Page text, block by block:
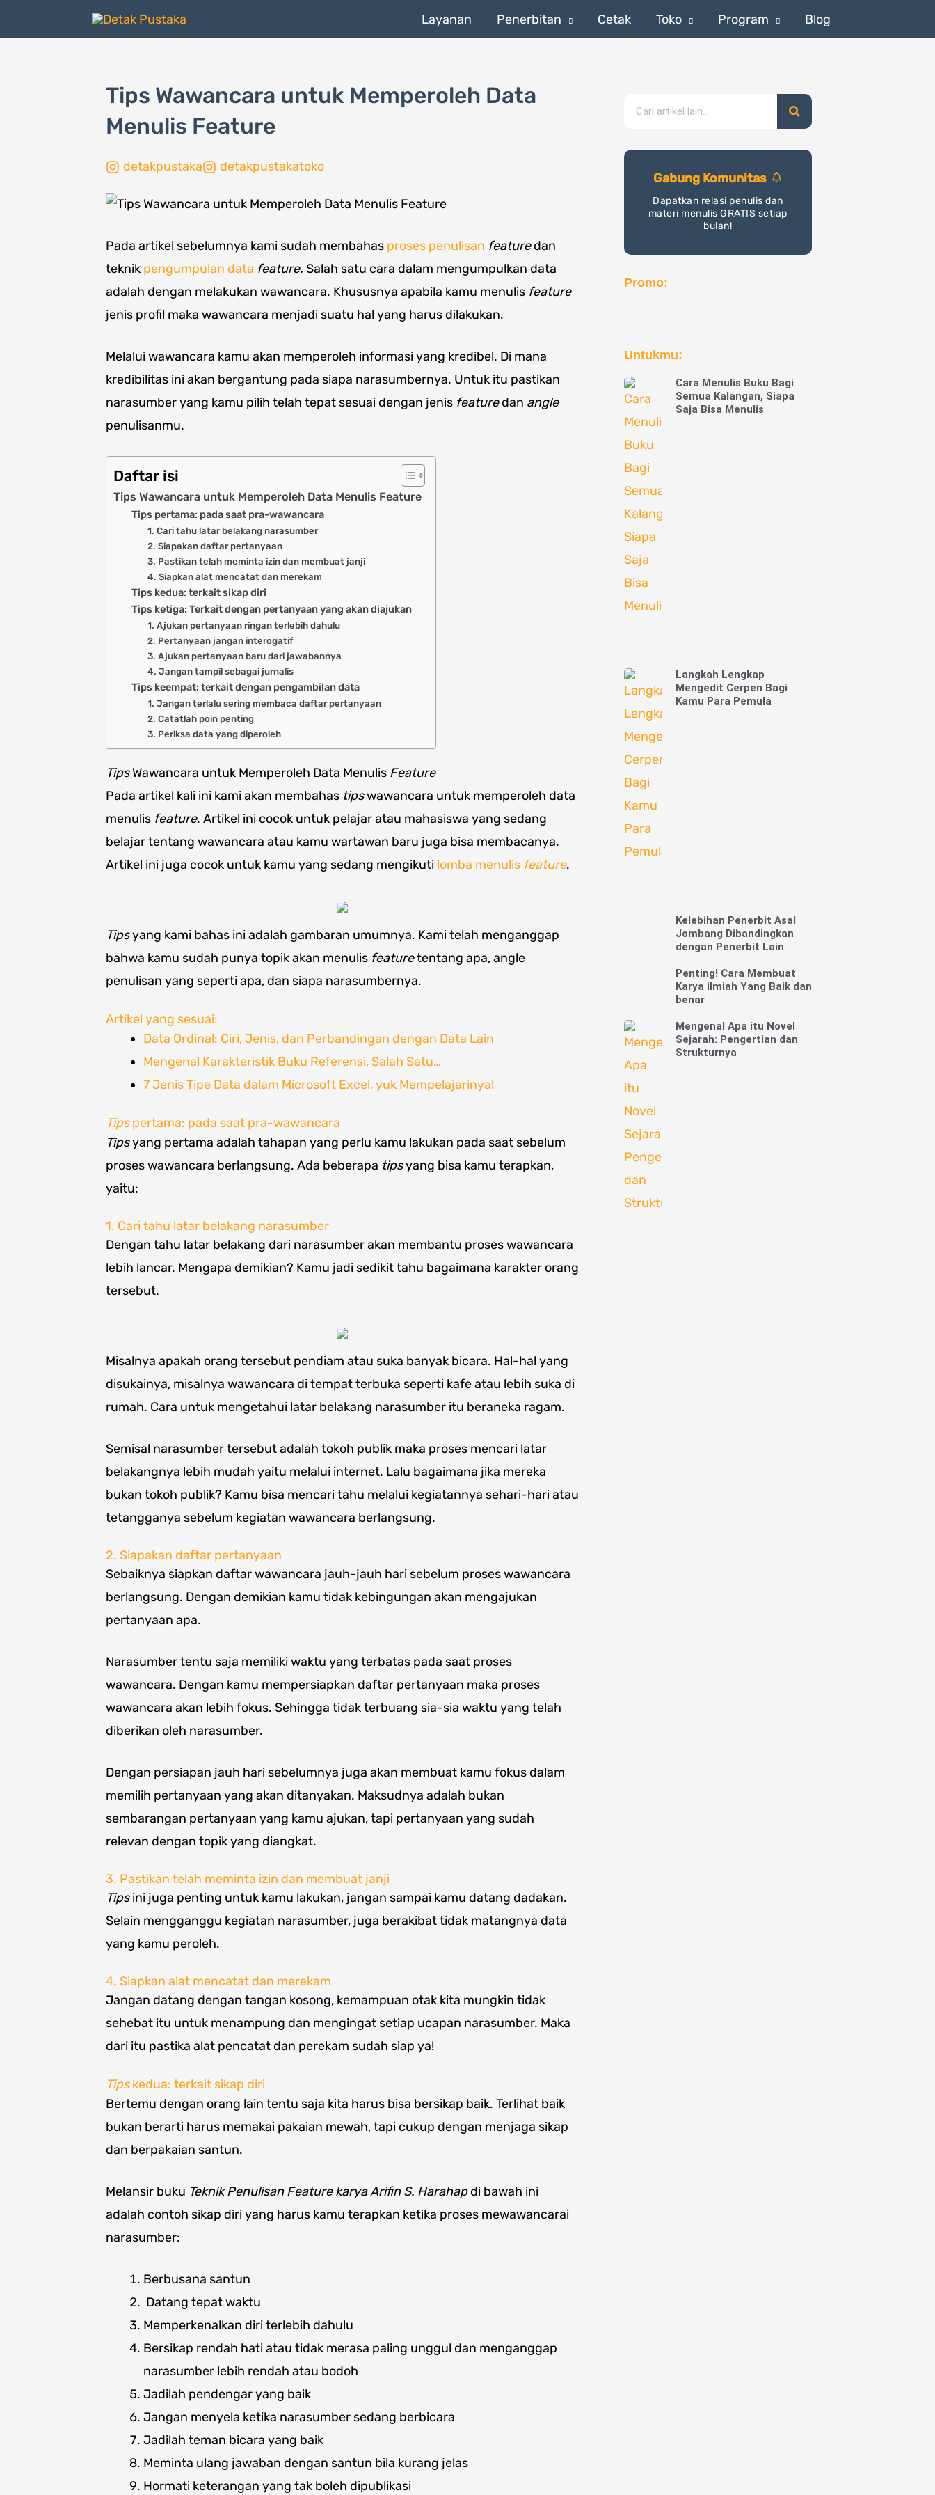
Layanan Penerbitan Cetak Toko Program Blog
Tips Wawancara untuk Memperoleh Data
Menulis Feature
detakpustaka detakpustakatoko
Pada artikel sebelumnya kami sudah membahas proses penulisan featuredan
teknik pengumpulan data feature. Salah satu cara dalam mengumpulkan data
adalah dengan melakukan wawancara. Khususnya apabila kamu menulis feature
jenis profil maka wawancara menjadi suatu hal yang harus dilakukan.
Melalui wawancara kamu akan memperoleh informasi yang kredibel. Di mana
kredibilitas ini akan bergantung pada siapa narasumbernya. Untuk itu pastikan
narasumber yang kamu pilih telah tepat sesuai dengan jenis featuredan angle
penulisanmu.
Daftar isi
Tips Wawancara untuk Memperoleh Data Menulis Feature
Tips pertama: pada saat pra-wawancara
1. Cari tahu latar belakang narasumber
2. Siapakan daftar pertanyaan
3. Pastikan telah meminta izin dan membuat janji
4. Siapkan alat mencatat dan merekam
Tips kedua: terkait sikap diri
Tips ketiga: Terkait dengan pertanyaan yang akan diajukan
1. Ajukan pertanyaan ringan terlebih dahulu
2. Pertanyaan jangan interogatif
3. Ajukan pertanyaan baru dari jawabannya
4. Jangan tampil sebagai jurnalis
Tips keempat: terkait dengan pengambilan data
1. Jangan terlalu sering membaca daftar pertanyaan
2. Catatlah poin penting
3. Periksa data yang diperoleh
TipsWawancara untuk Memperoleh Data Menulis Feature
Pada artikel kali ini kami akan membahas tipswawancara untuk memperoleh data
menulis feature. Artikel ini cocok untuk pelajar atau mahasiswa yang sedang
belajar tentang wawancara atau kamu wartawan baru juga bisa membacanya.
Artikel ini juga cocok untuk kamu yang sedang mengikuti lomba menulis feature.
Tipsyang kami bahas ini adalah gambaran umumnya. Kami telah menganggap
bahwa kamu sudah punya topik akan menulis featuretentang apa, angle
penulisan yang seperti apa, dan siapa narasumbernya.
Artikel yang sesuai:
Data Ordinal: Ciri, Jenis, dan Perbandingan dengan Data Lain
Mengenal Karakteristik Buku Referensi, Salah Satu…
7 Jenis Tipe Data dalam Microsoft Excel, yuk Mempelajarinya!
Tipspertama: pada saat pra-wawancara
Tipsyang pertama adalah tahapan yang perlu kamu lakukan pada saat sebelum
proses wawancara berlangsung. Ada beberapa tipsyang bisa kamu terapkan,
yaitu:
1. Cari tahu latar belakang narasumber
Dengan tahu latar belakang dari narasumber akan membantu proses wawancara
lebih lancar. Mengapa demikian? Kamu jadi sedikit tahu bagaimana karakter orang
tersebut.
Misalnya apakah orang tersebut pendiam atau suka banyak bicara. Hal-hal yang
disukainya, misalnya wawancara di tempat terbuka seperti kafe atau lebih suka di
rumah. Cara untuk mengetahui latar belakang narasumber itu beraneka ragam.
Semisal narasumber tersebut adalah tokoh publik maka proses mencari latar
belakangnya lebih mudah yaitu melalui internet. Lalu bagaimana jika mereka
bukan tokoh publik? Kamu bisa mencari tahu melalui kegiatannya sehari-hari atau
tetangganya sebelum kegiatan wawancara berlangsung.
2. Siapakan daftar pertanyaan
Sebaiknya siapkan daftar wawancara jauh-jauh hari sebelum proses wawancara
berlangsung. Dengan demikian kamu tidak kebingungan akan mengajukan
pertanyaan apa.
Narasumber tentu saja memiliki waktu yang terbatas pada saat proses
wawancara. Dengan kamu mempersiapkan daftar pertanyaan maka proses
wawancara akan lebih fokus. Sehingga tidak terbuang sia-sia waktu yang telah
diberikan oleh narasumber.
Dengan persiapan jauh hari sebelumnya juga akan membuat kamu fokus dalam
memilih pertanyaan yang akan ditanyakan. Maksudnya adalah bukan
sembarangan pertanyaan yang kamu ajukan, tapi pertanyaan yang sudah
relevan dengan topik yang diangkat.
3. Pastikan telah meminta izin dan membuat janji
Tipsini juga penting untuk kamu lakukan, jangan sampai kamu datang dadakan.
Selain mengganggu kegiatan narasumber, juga berakibat tidak matangnya data
yang kamu peroleh.
4. Siapkan alat mencatat dan merekam
Jangan datang dengan tangan kosong, kemampuan otak kita mungkin tidak
sehebat itu untuk menampung dan mengingat setiap ucapan narasumber. Maka
dari itu pastika alat pencatat dan perekam sudah siap ya!
Tipskedua: terkait sikap diri
Bertemu dengan orang lain tentu saja kita harus bisa bersikap baik. Terlihat baik
bukan berarti harus memakai pakaian mewah, tapi cukup dengan menjaga sikap
dan berpakaian santun.
Melansir buku Teknik Penulisan Feature karya Arifin S. Harahapdi bawah ini
adalah contoh sikap diri yang harus kamu terapkan ketika proses mewawancarai
narasumber:
Berbusana santun
Datang tepat waktu
Memperkenalkan diri terlebih dahulu
Bersikap rendah hati atau tidak merasa paling unggul dan menganggap
narasumber lebih rendah atau bodoh
Jadilah pendengar yang baik
Jangan menyela ketika narasumber sedang berbicara
Jadilah teman bicara yang baik
Meminta ulang jawaban dengan santun bila kurang jelas
Hormati keterangan yang tak boleh dipublikasi
Gabung Komunitas
Dapatkan relasi penulis dan
materi menulis GRATIS setiap
bulan!
Promo:
Untukmu:
Cara Menulis Buku Bagi
Semua Kalangan, Siapa
Saja Bisa Menulis
Langkah Lengkap
Mengedit Cerpen Bagi
Kamu Para Pemula
Kelebihan Penerbit Asal
Jombang Dibandingkan
dengan Penerbit Lain
Penting! Cara Membuat
Karya ilmiah Yang Baik dan
benar
Mengenal Apa itu Novel
Sejarah: Pengertian dan
Strukturnya